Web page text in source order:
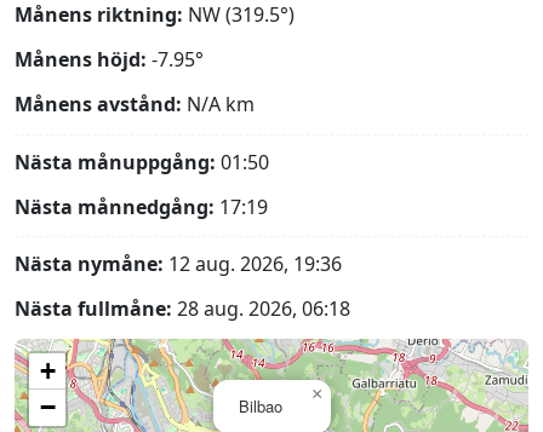
Månens riktning: NW (319.5°)
Månens höjd: -7.95°
Månens avstånd: N/A km
Nästa månuppgång: 01:50
Nästa månnedgång: 17:19
Nästa nymåne: 12 aug. 2026, 19:36
Nästa fullmåne: 28 aug. 2026, 06:18
Bilbao
×
+
−